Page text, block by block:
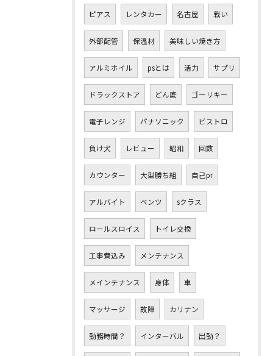
ピアス レンタカー 名古屋 戦い
外部配管 保温材 美味しい焼き方
アルミホイル psとは 活力 サプリ
ドラックストア どん底 ゴーリキー
電子レンジ パナソニック ビストロ
負け犬 レビュー 昭和 回数
カウンター 大型勝ち組 自己pr
アルバイト ベンツ sクラス
ロールスロイス トイレ交換
工事費込み メンテナンス
メインテナンス 身体 車
マッサージ 故障 カリナン
勤務時間？ インターバル 出勤？